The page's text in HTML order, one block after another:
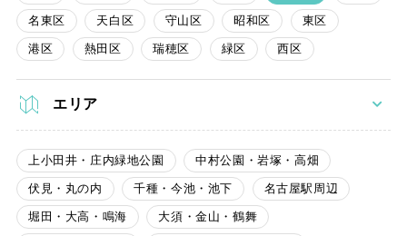
名東区 天白区 守山区 昭和区 東区
港区 熱田区 瑞穂区 緑区 西区
エリア
上小田井・庄内緑地公園 中村公園・岩塚・高畑
伏見・丸の内 千種・今池・池下 名古屋駅周辺
堀田・大高・鳴海 大須・金山・鶴舞